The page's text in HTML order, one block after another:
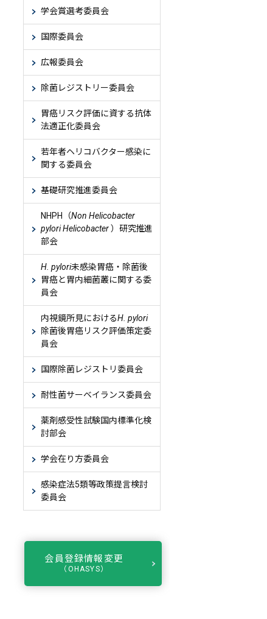
学会賞選考委員会
国際委員会
広報委員会
除菌レジストリー委員会
胃癌リスク評価に資する抗体
法適正化委員会
若年者ヘリコバクター感染に
関する委員会
基礎研究推進委員会
NHPH（Non Helicobacter
pylori Helicobacter ）研究推進
部会
H. pylori未感染胃癌・除菌後
胃癌と胃内細菌叢に関する委
員会
内視鏡所見におけるH. pylori
除菌後胃癌リスク評価策定委
員会
国際除菌レジストリ委員会
耐性菌サーベイランス委員会
薬剤感受性試験国内標準化検
討部会
学会在り方委員会
感染症法5類等政策提言検討
委員会
会員登録情報変更
（OHASYS）